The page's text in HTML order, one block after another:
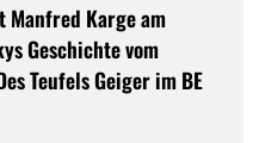
Manfred Karge am
Geschichte vom
Teufels Geiger im BE